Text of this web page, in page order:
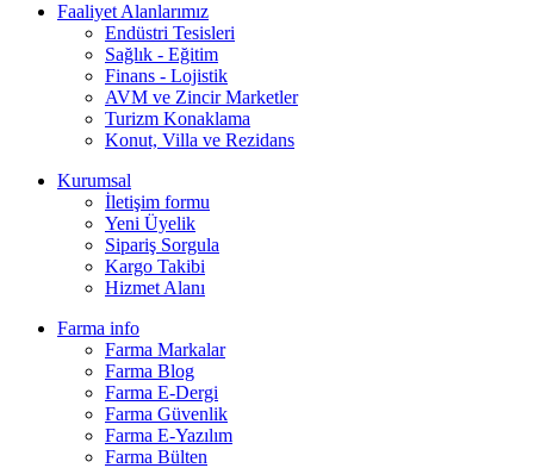
Faaliyet Alanlarımız
Endüstri Tesisleri
Sağlık - Eğitim
Finans - Lojistik
AVM ve Zincir Marketler
Turizm Konaklama
Konut, Villa ve Rezidans
Kurumsal
İletişim formu
Yeni Üyelik
Sipariş Sorgula
Kargo Takibi
Hizmet Alanı
Farma info
Farma Markalar
Farma Blog
Farma E-Dergi
Farma Güvenlik
Farma E-Yazılım
Farma Bülten